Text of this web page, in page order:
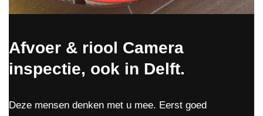
Afvoer & riool Camera
inspectie, ook in Delft.
Deze mensen denken met u mee. Eerst goed